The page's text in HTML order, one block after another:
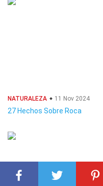
NATURALEZA 11 Nov 2024
27 Hechos Sobre Roca